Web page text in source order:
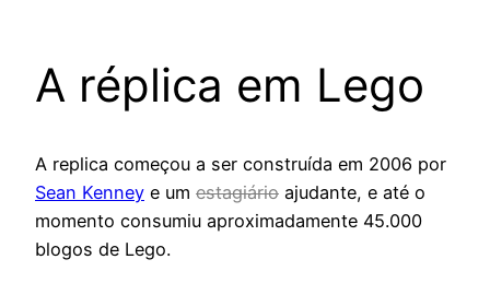
A réplica em Lego
A replica começou a ser construída em 2006 por
Sean Kenney e um estagiário ajudante, e até o
momento consumiu aproximadamente 45.000
blogos de Lego.